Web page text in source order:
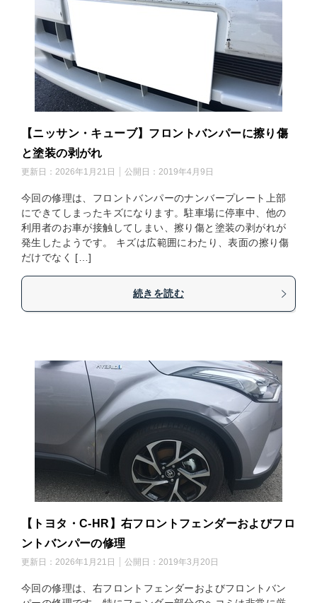
【ニッサン・キューブ】フロントバンパーに擦り傷
と塗装の剥がれ
更新日： 2026年1月21日 公開日： 2019年4月9日
今回の修理は、フロントバンパーのナンバープレート上部
にできてしまったキズになります。駐車場に停車中、他の
利用者のお車が接触してしまい、擦り傷と塗装の剥がれが
発生したようです。 キズは広範囲にわたり、表面の擦り傷
だけでなく […]
続きを読む
【トヨタ・C-HR】右フロントフェンダーおよびフロ
ントバンパーの修理
更新日： 2026年1月21日 公開日： 2019年3月20日
今回の修理は、右フロントフェンダーおよびフロントバン